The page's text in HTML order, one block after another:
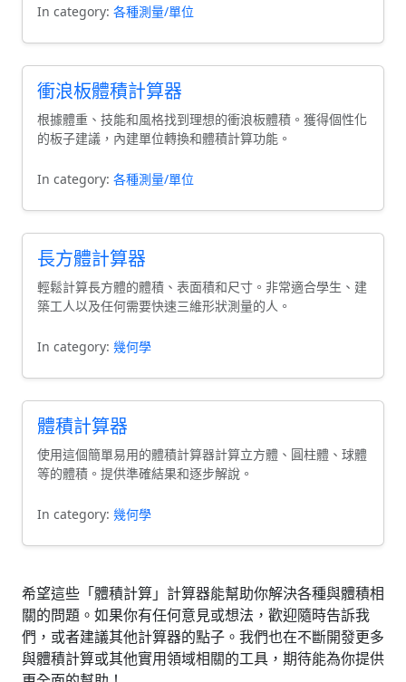
In category: 各種測量/單位
衝浪板體積計算器
根據體重、技能和風格找到理想的衝浪板體積。獲得個性化
的板子建議，內建單位轉換和體積計算功能。
In category: 各種測量/單位
長方體計算器
輕鬆計算長方體的體積、表面積和尺寸。非常適合學生、建
築工人以及任何需要快速三維形狀測量的人。
In category: 幾何學
體積計算器
使用這個簡單易用的體積計算器計算立方體、圓柱體、球體
等的體積。提供準確結果和逐步解說。
In category: 幾何學
希望這些「體積計算」計算器能幫助你解決各種與體積相
關的問題。如果你有任何意見或想法，歡迎隨時告訴我
們，或者建議其他計算器的點子。我們也在不斷開發更多
與體積計算或其他實用領域相關的工具，期待能為你提供